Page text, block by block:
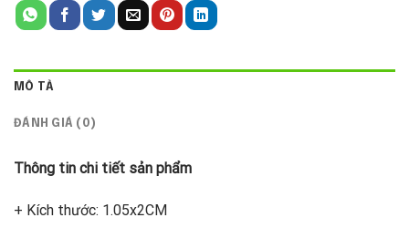
MÔ TẢ
ĐÁNH GIÁ (0)
Thông tin chi tiết sản phẩm
+ Kích thước: 1.05x2CM